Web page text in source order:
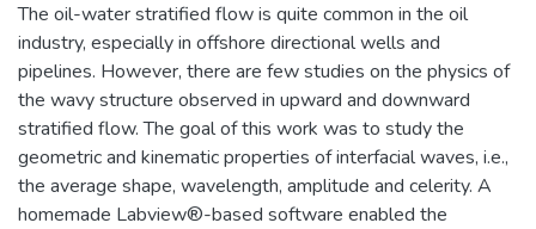
The oil-water stratified flow is quite common in the oil
industry, especially in offshore directional wells and
pipelines. However, there are few studies on the physics of
the wavy structure observed in upward and downward
stratified flow. The goal of this work was to study the
geometric and kinematic properties of interfacial waves, i.e.,
the average shape, wavelength, amplitude and celerity. A
homemade Labview®-based software enabled the